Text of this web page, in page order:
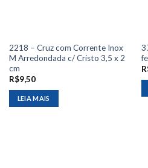
2218 – Cruz com Corrente Inox
M Arredondada c/ Cristo 3,5 x 2
cm
R$9,50
LEIA MAIS